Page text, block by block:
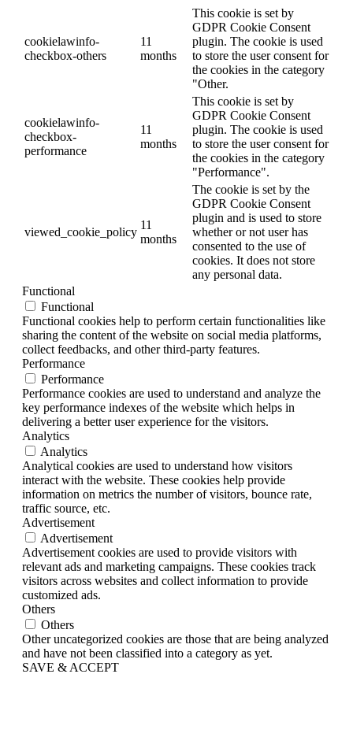
cookielawinfo-
checkbox-others
11
months
This cookie is set by
GDPR Cookie Consent
plugin. The cookie is used
to store the user consent for
the cookies in the category
"Other.
cookielawinfo-
checkbox-
performance
11
months
This cookie is set by
GDPR Cookie Consent
plugin. The cookie is used
to store the user consent for
the cookies in the category
"Performance".
viewed_cookie_policy
11
months
The cookie is set by the
GDPR Cookie Consent
plugin and is used to store
whether or not user has
consented to the use of
cookies. It does not store
any personal data.
Functional
Functional
Functional cookies help to perform certain functionalities like
sharing the content of the website on social media platforms,
collect feedbacks, and other third-party features.
Performance
Performance
Performance cookies are used to understand and analyze the
key performance indexes of the website which helps in
delivering a better user experience for the visitors.
Analytics
Analytics
Analytical cookies are used to understand how visitors
interact with the website. These cookies help provide
information on metrics the number of visitors, bounce rate,
traffic source, etc.
Advertisement
Advertisement
Advertisement cookies are used to provide visitors with
relevant ads and marketing campaigns. These cookies track
visitors across websites and collect information to provide
customized ads.
Others
Others
Other uncategorized cookies are those that are being analyzed
and have not been classified into a category as yet.
SAVE & ACCEPT